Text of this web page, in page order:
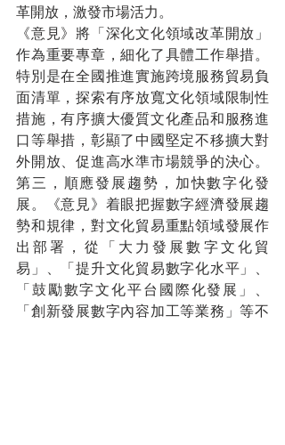
革開放，激發市場活力。
《意見》將「深化文化領域改革開放」
作為重要專章，細化了具體工作舉措。
特別是在全國推進實施跨境服務貿易負
面清單，探索有序放寬文化領域限制性
措施，有序擴大優質文化產品和服務進
口等舉措，彰顯了中國堅定不移擴大對
外開放、促進高水準市場競爭的決心。
第三，順應發展趨勢，加快數字化發
展。《意見》着眼把握數字經濟發展趨
勢和規律，對文化貿易重點領域發展作
出部署，從「大力發展數字文化貿
易」、「提升文化貿易數字化水平」、
「鼓勵數字文化平台國際化發展」、
「創新發展數字內容加工等業務」等不